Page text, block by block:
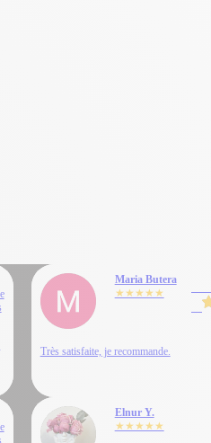
Maria Butera
★★★★★
Très satisfaite, je recommande.
Elnur Y.
★★★★★